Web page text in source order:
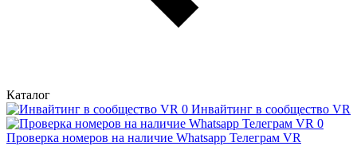
Каталог
Инвайтинг в сообщество VR
Проверка номеров на наличие Whatsapp Телеграм VR